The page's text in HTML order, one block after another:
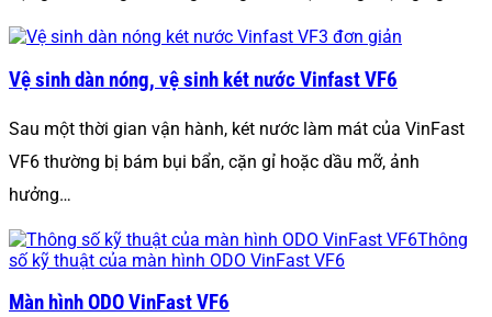
Vệ sinh dàn nóng, vệ sinh két nước Vinfast VF6
Sau một thời gian vận hành, két nước làm mát của VinFast
VF6 thường bị bám bụi bẩn, cặn gỉ hoặc dầu mỡ, ảnh
hưởng…
Màn hình ODO VinFast VF6